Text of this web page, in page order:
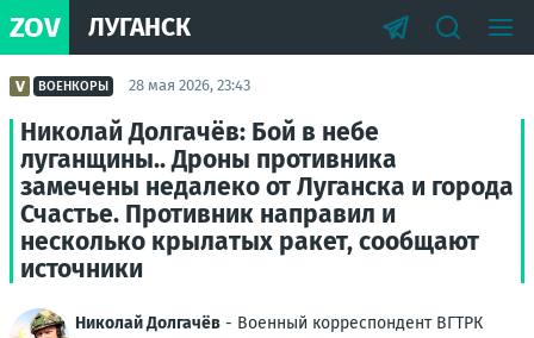
ZOV ЛУГАНСК
ВОЕНКОРЫ 28 мая 2026, 23:43
Николай Долгачёв: Бой в небе
луганщины.. Дроны противника
замечены недалеко от Луганска и города
Счастье. Противник направил и
несколько крылатых ракет, сообщают
источники
Николай Долгачёв - Военный корреспондент ВГТРК